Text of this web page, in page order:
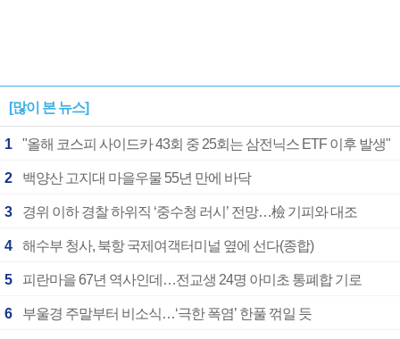
[많이 본 뉴스]
1 "올해 코스피 사이드카 43회 중 25회는 삼전닉스 ETF 이후 발생"
2 백양산 고지대 마을우물 55년 만에 바닥
3 경위 이하 경찰 하위직 ‘중수청 러시’ 전망…檢 기피와 대조
4 해수부 청사, 북항 국제여객터미널 옆에 선다(종합)
5 피란마을 67년 역사인데…전교생 24명 아미초 통폐합 기로
6 부울경 주말부터 비소식…‘극한 폭염’ 한풀 꺾일 듯